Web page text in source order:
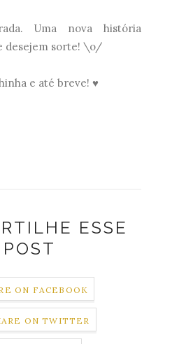
Uma nova história
desejem sorte! \o/
e até breve! ♥
ESSE
POST
ON FACEBOOK
ON TWITTER